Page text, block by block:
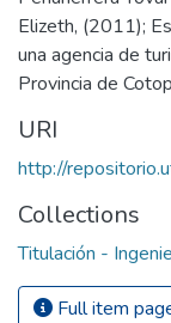
Elizeth, (2011);
una agencia de
Provincia de
URI
http://
Collections
Titulación -
Full item